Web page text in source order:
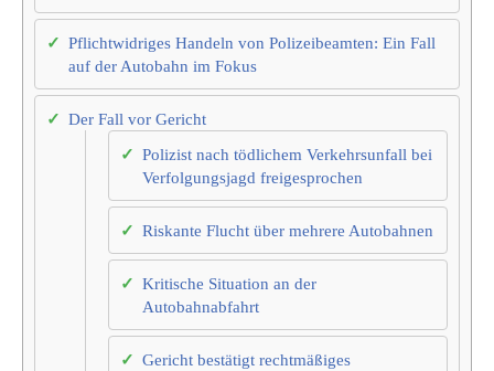
Pflichtwidriges Handeln von Polizeibeamten: Ein Fall
auf der Autobahn im Fokus
Der Fall vor Gericht
Polizist nach tödlichem Verkehrsunfall bei
Verfolgungsjagd freigesprochen
Riskante Flucht über mehrere Autobahnen
Kritische Situation an der
Autobahnabfahrt
Gericht bestätigt rechtmäßiges